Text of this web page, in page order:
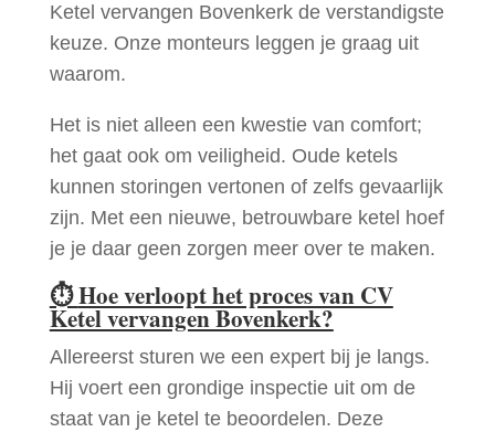
Ketel vervangen Bovenkerk de verstandigste
keuze. Onze monteurs leggen je graag uit
waarom.
Het is niet alleen een kwestie van comfort;
het gaat ook om veiligheid. Oude ketels
kunnen storingen vertonen of zelfs gevaarlijk
zijn. Met een nieuwe, betrouwbare ketel hoef
je je daar geen zorgen meer over te maken.
⏱Hoe verloopt het proces van CV
Ketel vervangen Bovenkerk?
Allereerst sturen we een expert bij je langs.
Hij voert een grondige inspectie uit om de
staat van je ketel te beoordelen. Deze